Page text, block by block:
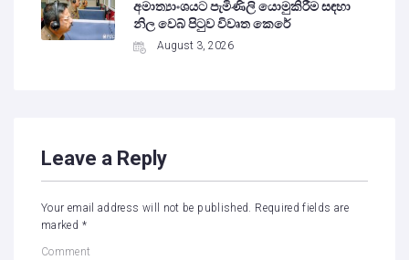
අමාත්‍යාංශයට පැමිණිලි යොමුකිරීම සඳහා
නිල වෙබ් පිටුව විවෘත කෙරේ
August 3, 2026
Leave a Reply
Your email address will not be published. Required fields are
marked *
Comment